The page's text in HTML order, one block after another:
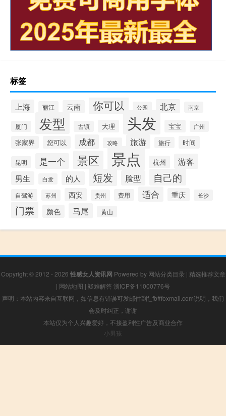
标签
上海 丽江 云南 你可以 公园 北京 南京
厦门 发型 古镇 大理 头发 宝宝 广州
张家界 您可以 成都 攻略 旅游 旅行 时间
昆明 是一个 景区 景点 杭州 游客
男生 白发 的人 短发 脸型 自己的
自驾游 苏州 西安 贵州 费用 适合 重庆 长沙
门票 颜色 马尾 黄山
Copyright © 2012 - 2026 性感女人资讯网 Powered by 网站分类目录 | 精选推荐文章
| 网站地图 | 疑难解答 浙ICP备11000776号
声明：本站内容来自互联网，如信息有错误可发邮件到f_fb#foxmail.com说明，我们
会及时纠正，谢谢
本站仅为个人兴趣爱好，不接盈利性广告及商业合作
小男孩